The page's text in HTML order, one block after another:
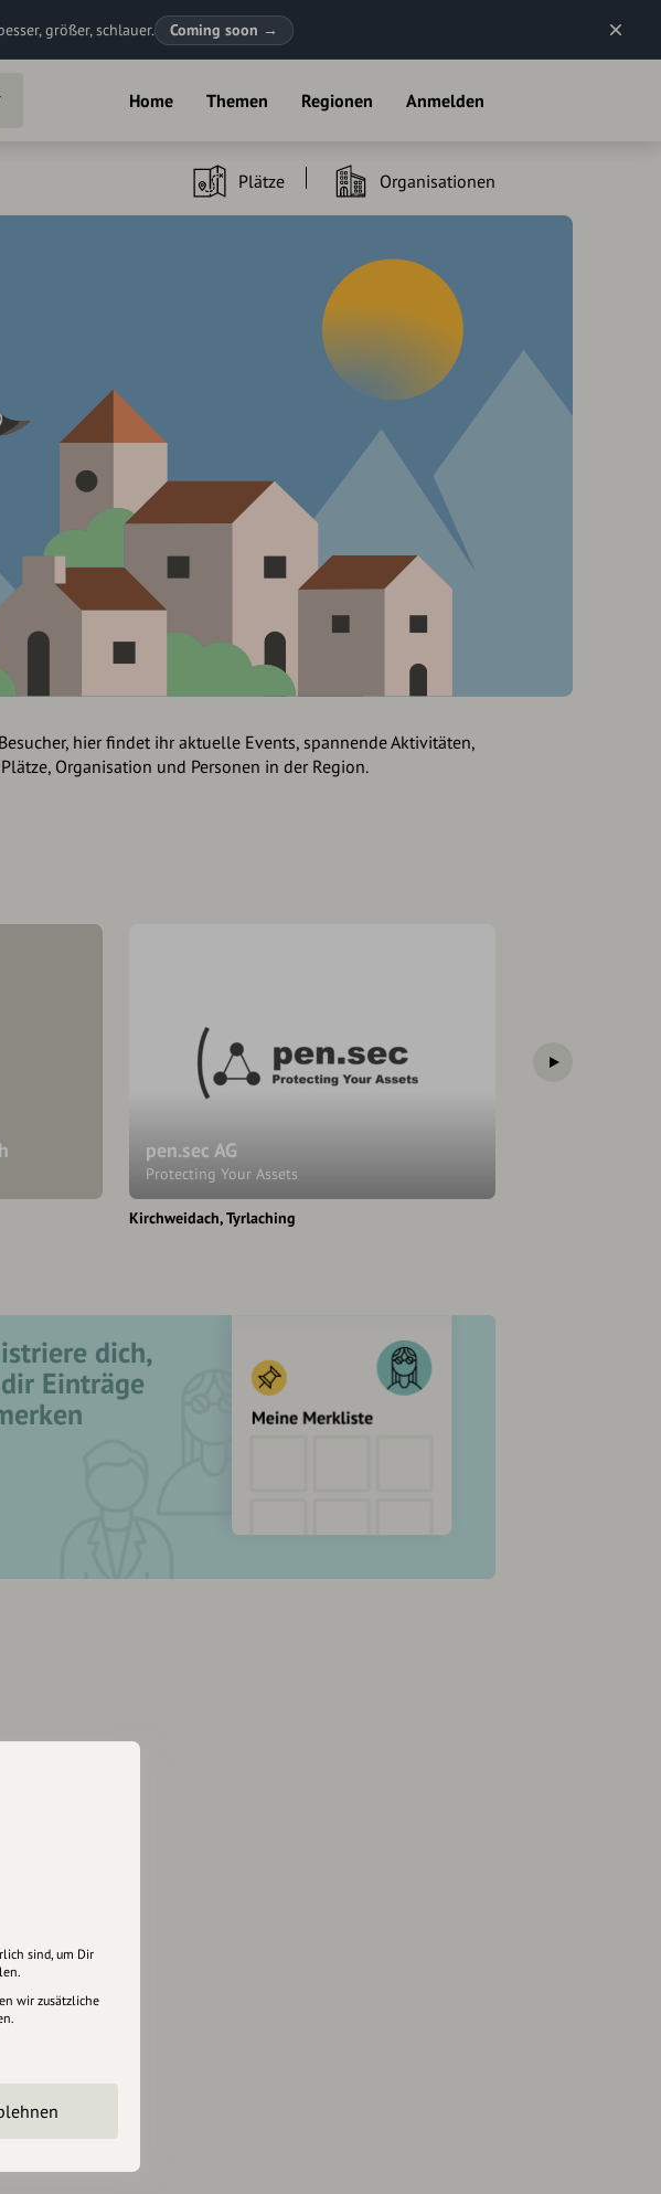
größer, schlauer. Coming soon →
Home Themen Regionen Anmelden
Plätze Organisationen
hier findet ihr aktuelle Events, spannende Aktivitäten,
Organisation und Personen in der Region.
pen.sec AG
Protecting Your Assets
Kirchweidach Tyrlaching
dich,
Einträge
sind, um Dir
wir zusätzliche